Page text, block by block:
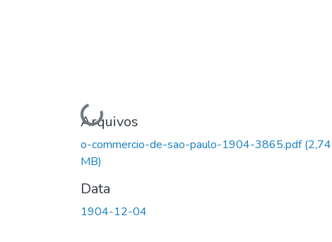
Carregando...
Arquivos
o-commercio-de-sao-paulo-1904-3865.pdf(2,74
MB)
Data
1904-12-04